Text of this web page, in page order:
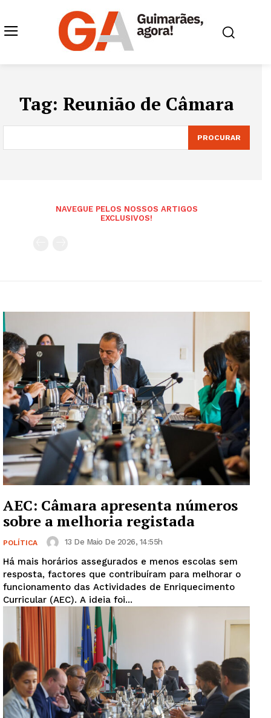
Tag: Reunião de Câmara
PROCURAR
NAVEGUE PELOS NOSSOS ARTIGOS
EXCLUSIVOS!
AEC: Câmara apresenta números
sobre a melhoria registada
POLÍTICA 13 De Maio De 2026, 14:55h
Há mais horários assegurados e menos escolas sem
resposta, factores que contribuíram para melhorar o
funcionamento das Actividades de Enriquecimento
Curricular (AEC). A ideia foi...